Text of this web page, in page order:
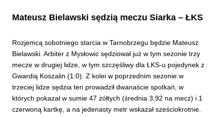
Mateusz Bielawski sędzią meczu Siarka – ŁKS
Rozjemcą sobotniego starcia w Tarnobrzegu będzie Mateusz
Bielawski. Arbiter z Mysłowic sędziował już w tym sezonie trzy
mecze w drugiej lidze, w tym szczęśliwy dla ŁKS-u pojedynek z
Gwardią Koszalin (1:0). Z kolei w poprzednim sezonie w
trzeciej lidze sędzia ten prowadził dwanaście spotkań, w
których pokazał w sumie 47 żółtych (średnia 3,92 na mecz) i 1
czerwoną kartkę, a na jedenasty metr wskazał sześciokrotnie.